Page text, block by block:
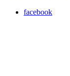
facebook